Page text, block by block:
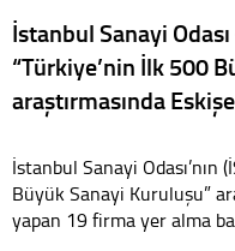
İstanbul Sanayi
“Türkiye’nin İlk 500
araştırmasında
İstanbul Sanayi Odası’nın
Büyük Sanayi Kuruluşu”
yapan 19 firma yer alma